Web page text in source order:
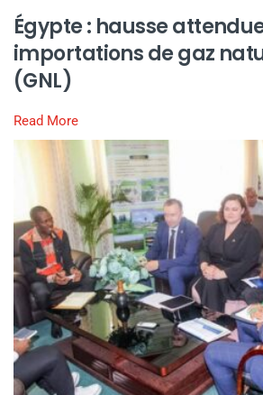
Égypte : hausse
importations de gaz
(GNL)
Read More